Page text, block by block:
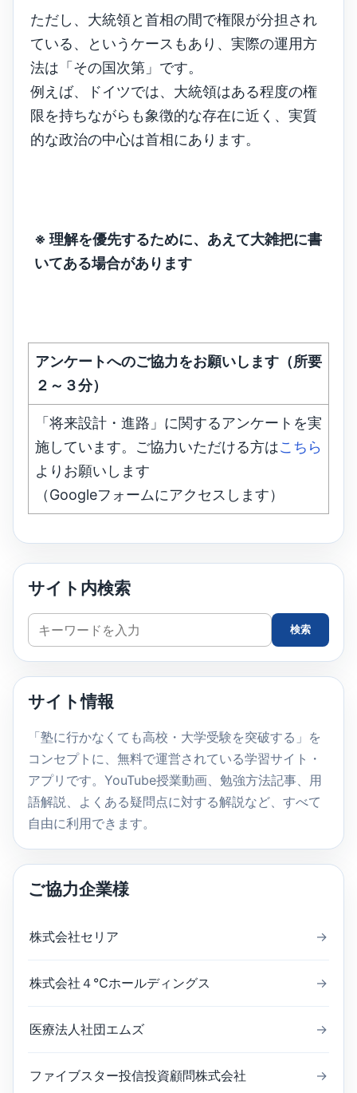
ただし、大統領と首相の間で権限が分担され
ている、というケースもあり、実際の運用方
法は「その国次第」です。
例えば、ドイツでは、大統領はある程度の権
限を持ちながらも象徴的な存在に近く、実質
的な政治の中心は首相にあります。
※ 理解を優先するために、あえて大雑把に書
いてある場合があります
アンケートへのご協力をお願いします（所要
２～３分）
「将来設計・進路」に関するアンケートを実
施しています。ご協力いただける方はこちら
よりお願いします
（Googleフォームにアクセスします）
サイト内検索
サ
イ
ト
検
索
検索
サイト情報
「塾に行かなくても高校・大学受験を突破する」を
コンセプトに、無料で運営されている学習サイト・
アプリです。YouTube授業動画、勉強方法記事、用
語解説、よくある疑問点に対する解説など、すべて
自由に利用できます。
ご協力企業様
株式会社セリア →
株式会社４℃ホールディングス →
医療法人社団エムズ →
ファイブスター投信投資顧問株式会社 →